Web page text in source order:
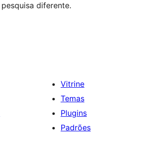
pesquisa diferente.
Vitrine
Temas
Plugins
Padrões